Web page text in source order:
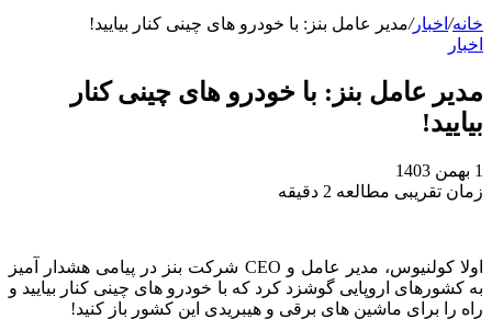
خانه/ اخبار/مدیر عامل بنز: با خودرو های چینی کنار بیایید!
اخبار
مدیر عامل بنز: با خودرو های چینی کنار
بیایید!
1 بهمن 1403
زمان تقریبی مطالعه 2 دقیقه
اولا کولنیوس، مدیر عامل و CEO شرکت بنز در پیامی هشدار آمیز
به کشورهای اروپایی گوشزد کرد که با خودرو های چینی کنار بیایید و
راه را برای ماشین های برقی و هیبریدی این کشور باز کنید!